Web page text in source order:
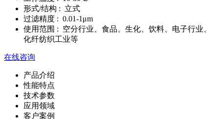
形式/结构 : 立式
过滤精度 : 0.01-1μm
使用范围 : 空分行业、食品、生化、饮料、电子行业、
化纤纺织工业等
在线咨询
产品介绍
性能特点
技术参数
应用领域
客户案例